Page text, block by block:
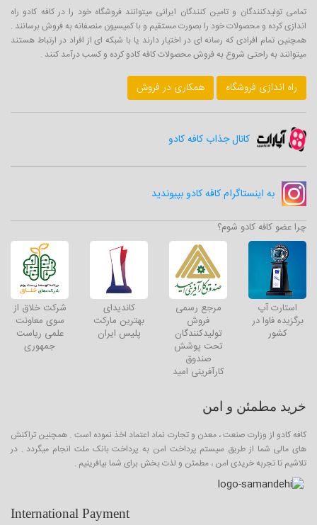
تمامی تولیدکنندگان و تامین کنندگان ایرانی میتوانند فروشگاه خود را در کافه کادو راه
اندازی کرده و محصولات خود را بصورت مستقیم و با کمیسیون منصفانه به فروش برسانند .
همچنین تمام افرادی که رسانه ای در اختیار دارند یا با شبکه ای از افراد در ارتباط هستند
میتوانند به راحتی شروع به فروش محصولات کافه کادو کرده و کسب درآمد کنند .
راه اندازی فروشگاه همکاری در فروش
به اینستاگرام کافه کادو بپیوندید
کانال جذاب کافه کادو
چرا عضو کافه کادو شوم؟
استارت آپ
برگزیده فاوا در
کشور
مرجع رسمی
فروش
تولیدکنندگان
تحت پوشش
صندوق
کارآفرینی امید
کاندیدای
بهترین مارکت
پلیس ایران
شرکت خلاق از
سوی معاونت
علمی ریاست
جمهوری
خرید مطمئن و امن
کافه کادو از وزارت صنعت ، معدن و تجارت نماد اعتماد اخذ نموده است . همچنین تراکنش
های مالی شما از طریق سیستم پرداخت امن به پرداخت بانک ملت انجام میگردد . در
تلاشیم تا تجربه خریدی امن ، مطمئن و لذت بخش برای شما بیافرینیم .
International Payment